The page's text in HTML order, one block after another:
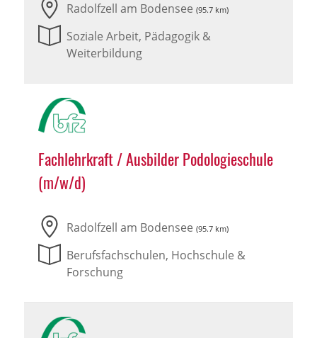
Radolfzell am Bodensee (95.7 km)
Soziale Arbeit, Pädagogik &
Weiterbildung
Fachlehrkraft / Ausbilder Podologieschule
(m/w/d)
Radolfzell am Bodensee (95.7 km)
Berufsfachschulen, Hochschule &
Forschung